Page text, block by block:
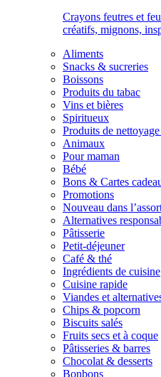
Crayons feutres et
créatifs, mignons,
Aliments
Snacks & sucreries
Boissons
Produits du tabac
Vins et bières
Spiritueux
Produits de
Animaux
Pour maman
Bébé
Bons & Cartes
Promotions
Nouveau dans
Alternatives
Pâtisserie
Petit-déjeuner
Café & thé
Ingrédients de cuisine
Cuisine rapide
Viandes et
Chips & popcorn
Biscuits salés
Fruits secs et à coque
Pâtisseries & barres
Chocolat & desserts
Bonbons